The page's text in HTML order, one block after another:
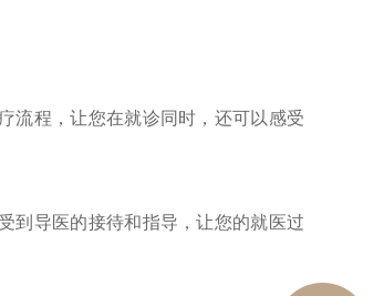
流程，让您在就诊同时，还可以感受
到导医的接待和指导，让您的就医过